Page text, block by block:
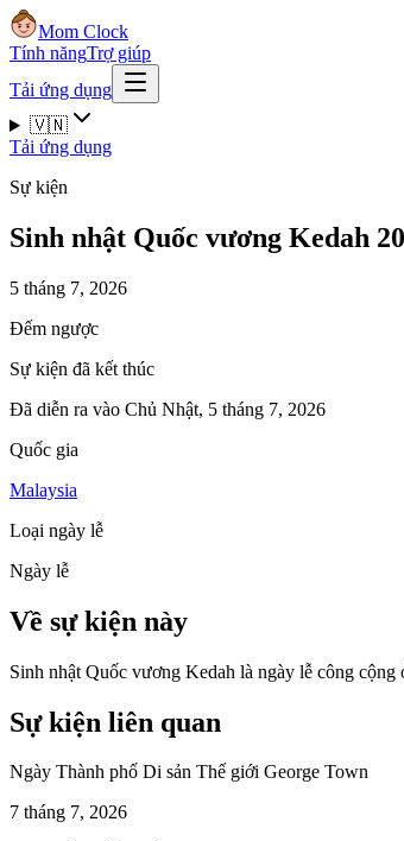
Mom Clock
Tính năngTrợ giúp
Tải ứng dụng
🇻🇳
Tải ứng dụng
Sự kiện
Sinh nhật Quốc vương Kedah
5 tháng 7, 2026
Đếm ngược
Sự kiện đã kết thúc
Đã diễn ra vào Chủ Nhật, 5 tháng 7, 2026
Quốc gia
Malaysia
Loại ngày lễ
Ngày lễ
Về sự kiện này
Sinh nhật Quốc vương Kedah là ngày lễ công
Sự kiện liên quan
Ngày Thành phố Di sản Thế giới George Town
7 tháng 7, 2026